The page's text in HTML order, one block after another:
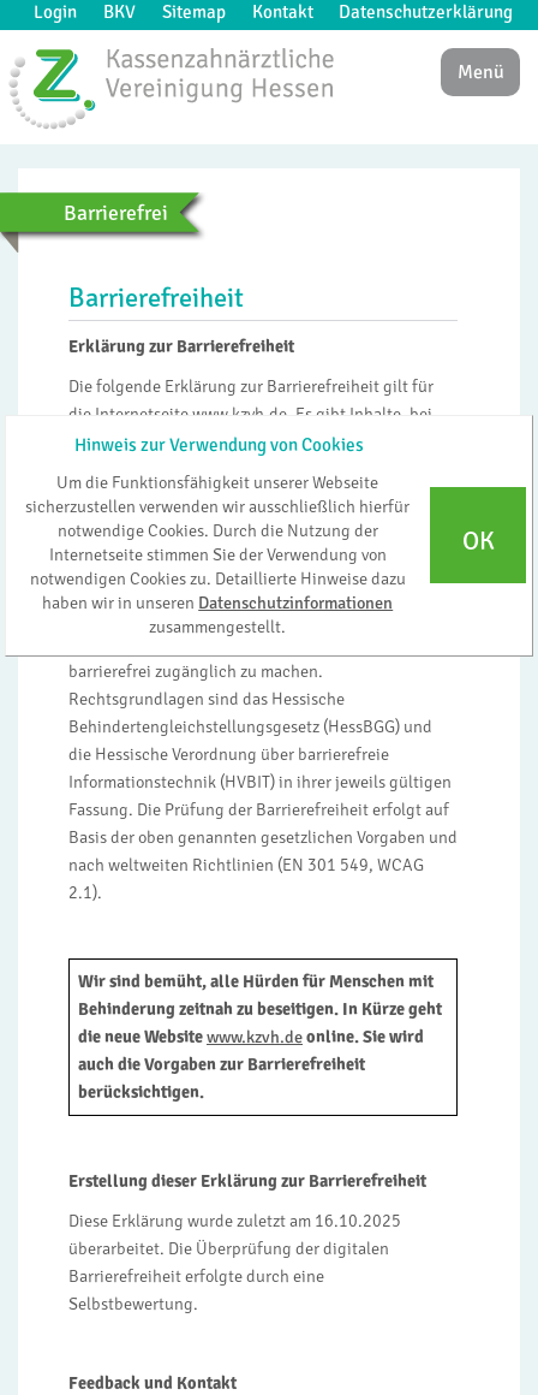
Login BKV Sitemap Kontakt Datenschutzerklärung
Hinweis zur Verwendung von Cookies
Um die Funktionsfähigkeit unserer Webseite
sicherzustellen verwenden wir ausschließlich hierfür
notwendige Cookies. Durch die Nutzung der
Internetseite stimmen Sie der Verwendung von
notwendigen Cookies zu. Detaillierte Hinweise dazu
haben wir in unseren Datenschutzinformationen
zusammengestellt.
OK
Menü
Barrierefrei
Barrierefreiheit
Erklärung zur Barrierefreiheit
Die folgende Erklärung zur Barrierefreiheit gilt für
die Internetseite www.kzvh.de. Es gibt Inhalte, bei
welchen der Informationsabruf beziehungsweise die
nicht vollständig gegeben ist.
Barrierefreiheit dieser Internetseite
Das Redaktionsteam arbeitet daran, die Inhalte, die
sich an Patienten und Patientinnen richten,
barrierefrei zugänglich zu machen.
Rechtsgrundlagen sind das Hessische
Behindertengleichstellungsgesetz (HessBGG) und
die Hessische Verordnung über barrierefreie
Informationstechnik (HVBIT) in ihrer jeweils gültigen
Fassung. Die Prüfung der Barrierefreiheit erfolgt auf
Basis der oben genannten gesetzlichen Vorgaben und
nach weltweiten Richtlinien (EN 301 549, WCAG
2.1).
Wir sind bemüht, alle Hürden für Menschen mit
Behinderung zeitnah zu beseitigen. In Kürze geht
die neue Websitewww.kzvh.deonline. Sie wird
auch die Vorgaben zur Barrierefreiheit
berücksichtigen.
Erstellung dieser Erklärung zur Barrierefreiheit
Diese Erklärung wurde zuletzt am 16.10.2025
überarbeitet. Die Überprüfung der digitalen
Barrierefreiheit erfolgte durch eine
Selbstbewertung.
Feedback und Kontakt